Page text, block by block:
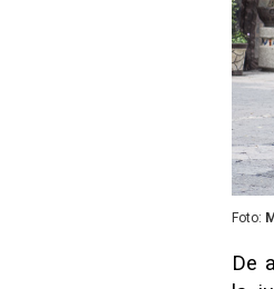
Foto:
De